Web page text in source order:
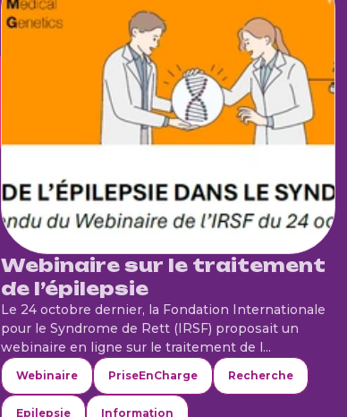
Webinaire sur le traitement
de l’épilepsie
Le 24 octobre dernier, la Fondation Internationale
pour le Syndrome de Rett (IRSF) proposait un
webinaire en ligne sur le traitement de l...
Webinaire PriseEnCharge Recherche
Epilepsie Information